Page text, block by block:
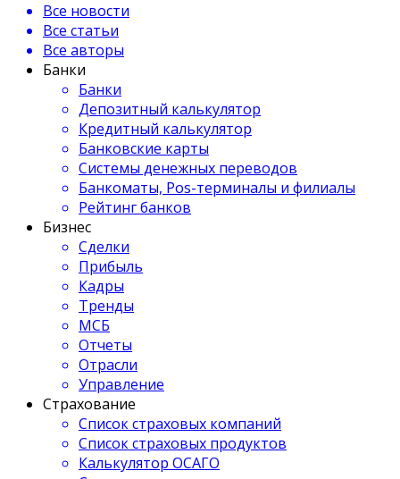
Все новости
Все статьи
Все авторы
Банки
Банки
Депозитный калькулятор
Кредитный калькулятор
Банковские карты
Системы денежных переводов
Банкоматы, Pos-терминалы и филиалы
Рейтинг банков
Бизнес
Сделки
Прибыль
Кадры
Тренды
МСБ
Отчеты
Отрасли
Управление
Страхование
Список страховых компаний
Список страховых продуктов
Калькулятор ОСАГО